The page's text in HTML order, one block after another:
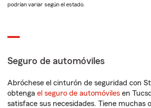
podrían variar según el estado.
Seguro de automóviles
Abróchese el cinturón de seguridad con
obtenga el seguro de automóviles en
satisface sus necesidades. Tiene muchas